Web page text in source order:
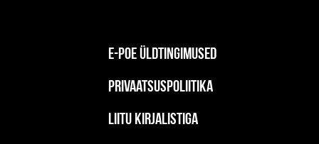
E-poe üldtingimused
Privaatsuspoliitika
Liitu kirjalistiga